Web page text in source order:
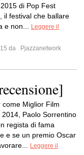
di Pop Fest
il festival che ballare
e non...
Leggere il
da
Pjazzanetwork
come Miglior Film
Paolo Sorrentino
regista di fama
e se un premio Oscar
Leggere il